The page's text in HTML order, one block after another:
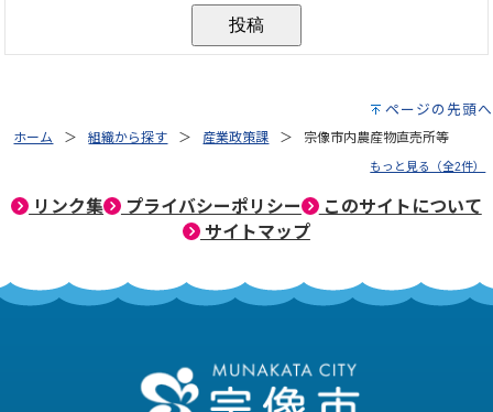
ページの先頭へ
ホーム 組織から探す 産業政策課 宗像市内農産物直売所等
もっと見る（全2件）
リンク集 プライバシーポリシー
このサイトについて
サイトマップ